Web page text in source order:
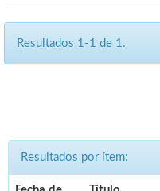
Resultados 1-1 de 1.
Resultados por ítem: